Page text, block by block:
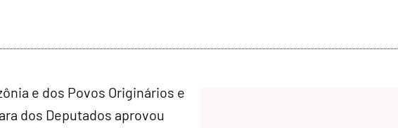
e dos Povos Originários e
dos Deputados aprovou